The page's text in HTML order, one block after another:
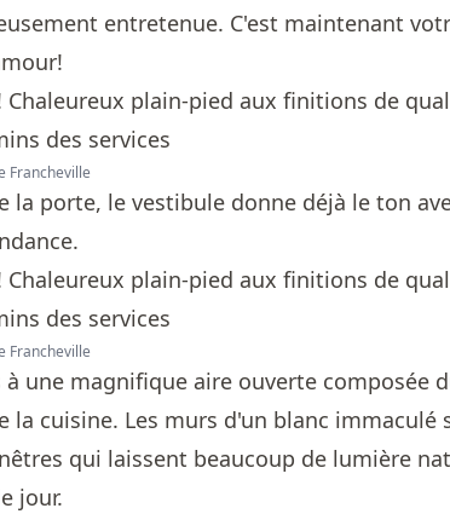
entretenue. C'est maintenant
Francheville
la porte, le vestibule donne déjà le ton
Francheville
à une magnifique aire ouverte composée
la cuisine. Les murs d'un blanc immaculé
qui laissent beaucoup de lumière
jour.